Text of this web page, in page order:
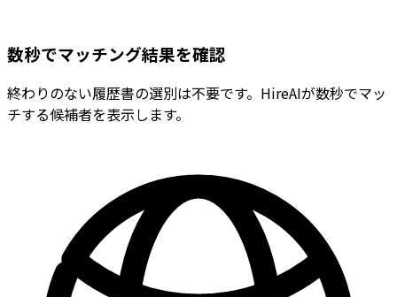
数秒でマッチング結果を確認
終わりのない履歴書の選別は不要です。HireAIが数秒でマッ
チする候補者を表示します。